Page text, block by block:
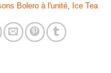
Bolero à l'unité Ice Tea